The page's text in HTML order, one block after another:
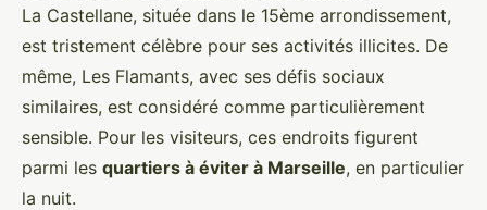
La Castellane, située dans le 15ème arrondissement,
est tristement célèbre pour ses activités illicites. De
même, Les Flamants, avec ses défis sociaux
similaires, est considéré comme particulièrement
sensible. Pour les visiteurs, ces endroits figurent
parmi les quartiers à éviter à Marseille, en particulier
la nuit.